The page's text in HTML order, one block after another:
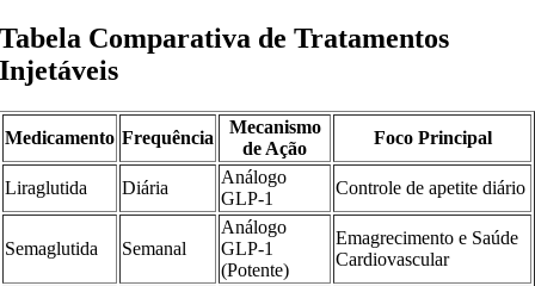
Tabela Comparativa de Tratamentos
Injetáveis
Medicamento Frequência
Mecanismo
de Ação
Foco Principal
Liraglutida Diária
Análogo
GLP-1
Controle de apetite diário
Semaglutida Semanal
Análogo
GLP-1
(Potente)
Emagrecimento e Saúde
Cardiovascular